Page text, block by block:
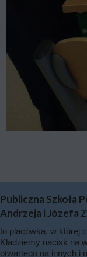
to placówka, w której
Kładziemy nacisk na
otwartego na innych i
Publiczna Szkoła
Andrzeja i Józefa